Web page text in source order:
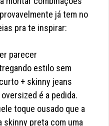
já tem no
pra te inspirar:
parecer
estilo sem
+ skinny jeans
é a pedida.
toque ousado que a
skinny preta com uma